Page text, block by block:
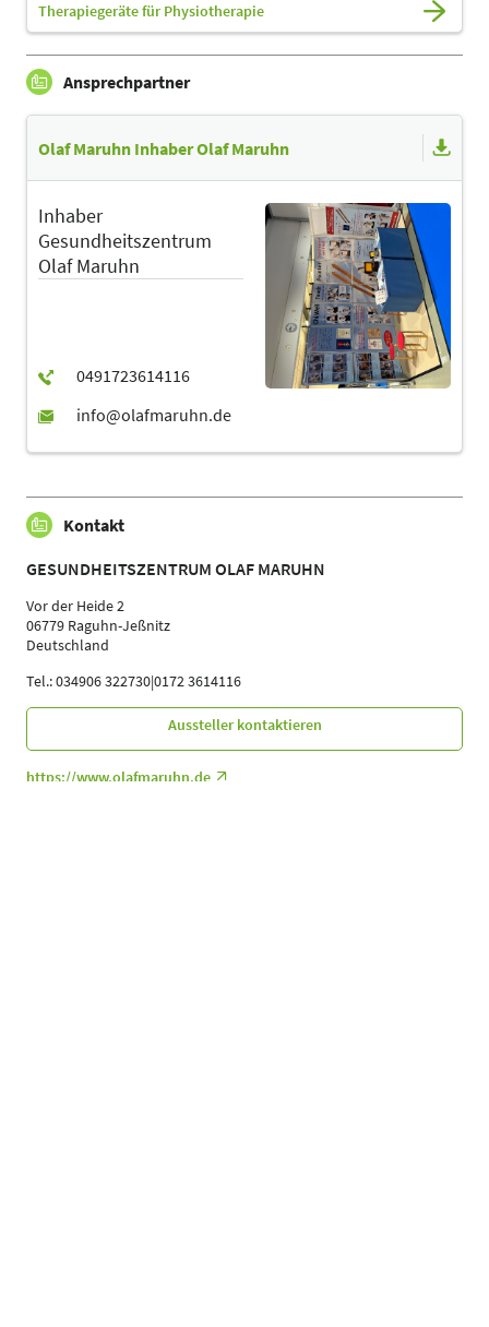
Therapiegeräte für Physiotherapie
Ansprechpartner
Olaf Maruhn Inhaber Olaf Maruhn
Inhaber
Gesundheitszentrum
Olaf Maruhn
Kontakt
GESUNDHEITSZENTRUM OLAF MARUHN
Vor der Heide 2
06779 Raguhn-Jeßnitz
Deutschland
Tel.: 034906 322730|0172 3614116
Aussteller kontaktieren
https://www.olafmaruhn.de